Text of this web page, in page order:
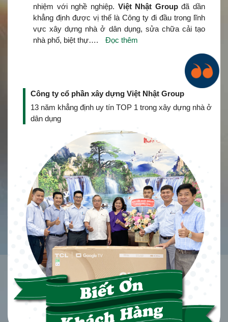
nhiệm với nghề nghiệp. Việt Nhật Groupđã dần
khẳng định được vị thế là Công ty đi đầu trong lĩnh
vực xây dựng nhà ở dân dụng, sửa chữa cải tạo
nhà phố, biệt thự….
Đọc thêm
Công ty cổ phần xây dựng Việt Nhật Group
13 năm khẳng định uy tín TOP 1 trong xây dựng nhà ở
dân dụng